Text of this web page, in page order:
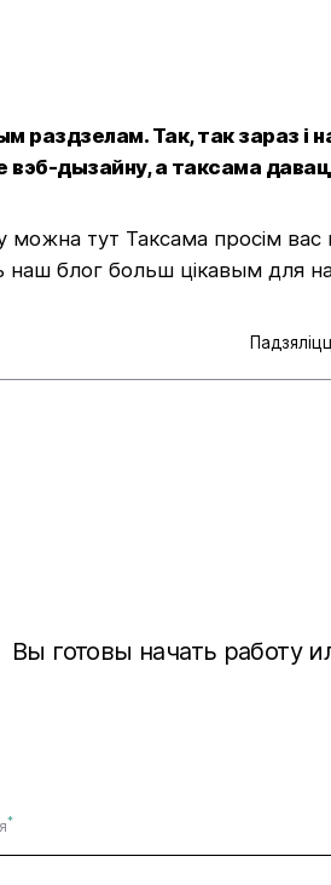
раздзелам. Так, так зараз
дызайну, а таксама
можна тут Таксама просім
наш блог больш цікавым для
Вы готовы начать работу
*